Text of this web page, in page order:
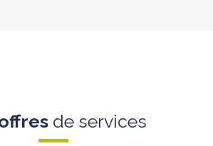
de services